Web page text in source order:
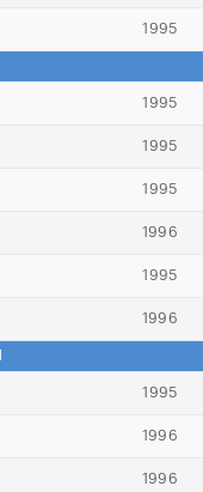
1995
1995
1995
1995
1996
1995
1996
1995
1996
1996